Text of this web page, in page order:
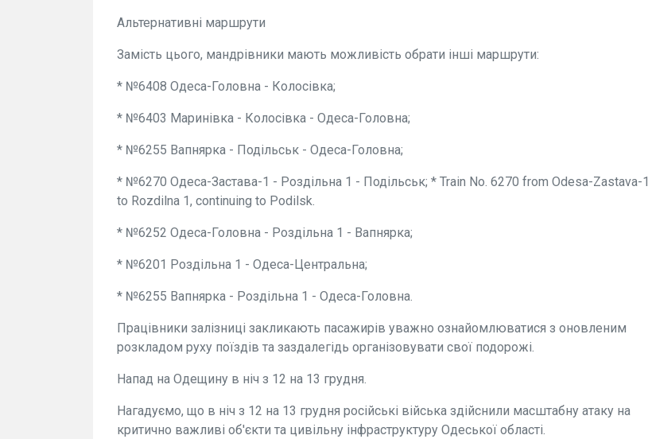
Альтернативні маршрути
Замість цього, мандрівники мають можливість обрати інші маршрути:
* №6408 Одеса-Головна - Колосівка;
* №6403 Маринівка - Колосівка - Одеса-Головна;
* №6255 Вапнярка - Подільськ - Одеса-Головна;
* №6270 Одеса-Застава-1 - Роздільна 1 - Подільськ; * Train No. 6270 from Odesa-Zastava-1
to Rozdilna 1, continuing to Podilsk.
* №6252 Одеса-Головна - Роздільна 1 - Вапнярка;
* №6201 Роздільна 1 - Одеса-Центральна;
* №6255 Вапнярка - Роздільна 1 - Одеса-Головна.
Працівники залізниці закликають пасажирів уважно ознайомлюватися з оновленим
розкладом руху поїздів та заздалегідь організовувати свої подорожі.
Напад на Одещину в ніч з 12 на 13 грудня.
Нагадуємо, що в ніч з 12 на 13 грудня російські війська здійснили масштабну атаку на
критично важливі об'єкти та цивільну інфраструктуру Одеської області.